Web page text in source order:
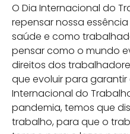
O Dia Internacional do
repensar nossa
saúde e como
pensar como o mundo
direitos dos
que evoluir para garantir
Internacional do
pandemia, temos que
trabalho, para que o